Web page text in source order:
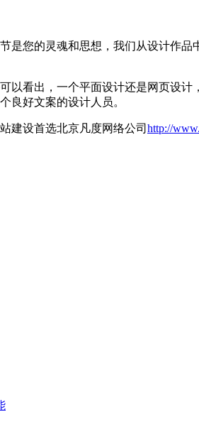
是您的灵魂和思想，我们从设计作
以看出，一个平面设计还是网页设
良好文案的设计人员。
建设首选北京凡度网络公司 http://